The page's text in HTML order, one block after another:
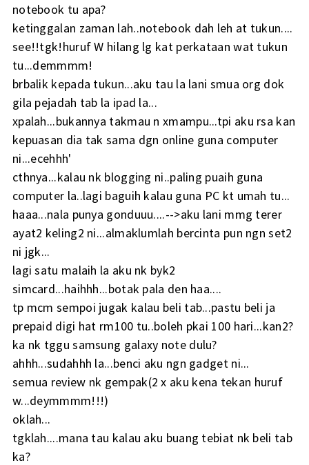
notebook tu apa?
ketinggalan zaman lah..notebook dah leh at tukun....
see!!tgk!huruf W hilang lg kat perkataan wat tukun
tu...demmmm!
brbalik kepada tukun...aku tau la lani smua org dok
gila pejadah tab la ipad la...
xpalah...bukannya takmau n xmampu...tpi aku rsa kan
kepuasan dia tak sama dgn online guna computer
ni...ecehhh'
cthnya...kalau nk blogging ni..paling puaih guna
computer la..lagi baguih kalau guna PC kt umah tu...
haaa...nala punya gonduuu....-->aku lani mmg terer
ayat2 keling2 ni...almaklumlah bercinta pun ngn set2
ni jgk...
lagi satu malaih la aku nk byk2
simcard...haihhh...botak pala den haa....
tp mcm sempoi jugak kalau beli tab...pastu beli ja
prepaid digi hat rm100 tu..boleh pkai 100 hari...kan2?
ka nk tggu samsung galaxy note dulu?
ahhh...sudahhh la...benci aku ngn gadget ni...
semua review nk gempak(2 x aku kena tekan huruf
w...deymmmm!!!)
oklah...
tgklah....mana tau kalau aku buang tebiat nk beli tab
ka?